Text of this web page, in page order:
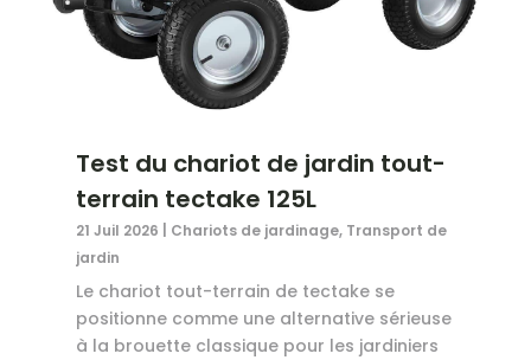
Test du chariot de jardin tout-
terrain tectake 125L
21 Juil 2026 Chariots de jardinage, Transport de
jardin
Le chariot tout-terrain de tectake se
positionne comme une alternative sérieuse
à la brouette classique pour les jardiniers